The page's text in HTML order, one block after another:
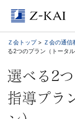
Ｚ
会
の
教
材
Ｚ会トップ> Ｚ会の通信
る2つのプラン（トータ
選べる2
指導プラ